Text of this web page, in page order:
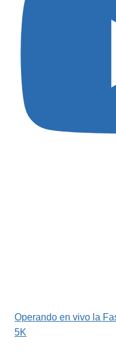
Operando en vivo la
5K